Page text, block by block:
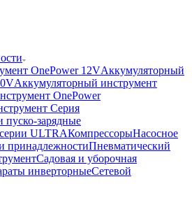
OnePower 12VАккумуляторный
Аккумуляторный инструмент
OnePower
Серия
пуско-зарядные
ULTRAКомпрессорыНасосное
принадлежностиПневматический
Садовая и уборочная
инверторныеСетевой